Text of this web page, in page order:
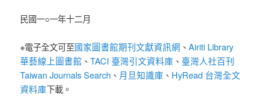
民國一○一年十二月
※電子全文可至國家圖書館期刊文獻資訊網 、Airiti Library
華藝線上圖書館 、TACI 臺灣引文資料庫 、 臺灣人社百刊
Taiwan Journals Search 、 月旦知識庫 、 HyRead 台灣全文
資料庫下載。